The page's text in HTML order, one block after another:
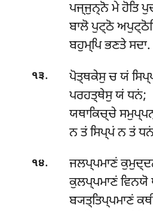
ਪਜ੍ਜੁਨ੍ਨੋ ਮੇ ਹੋਤਿ
ਬਾਲੋ ਪੁਟ੍ਠੋ
ਬਹੁਮ੍ਪਿ ਭਣਤੇ ਸਦਾ.
੧੩.
ਪੋਤ੍ਥਕੇਸੁ ਚ ਯਂ
ਪਰਹਤ੍ਥੇਸੁ ਯਂ ਧਨਂ;
ਯਥਾਕਿਚ੍ਚੇ
ਨ ਤਂ ਸਿਪ੍ਪਂ ਨ ਤਂ
੧੪.
ਜਲਪ੍ਪਮਾਣਂ
ਕੁਲਪ੍ਪਮਾਣਂ ਵਿਨਯੋ
ਬ੍ਯਤ੍ਤਿਪ੍ਪਮਾਣਂ